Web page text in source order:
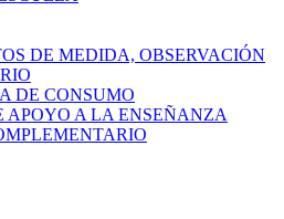
DE MEDIDA, OBSERVACIÓN
DE CONSUMO
APOYO A LA ENSEÑANZA